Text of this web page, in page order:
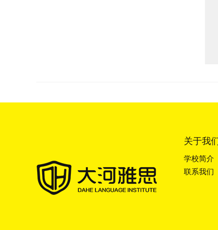
关于我
学校简介
联系我们